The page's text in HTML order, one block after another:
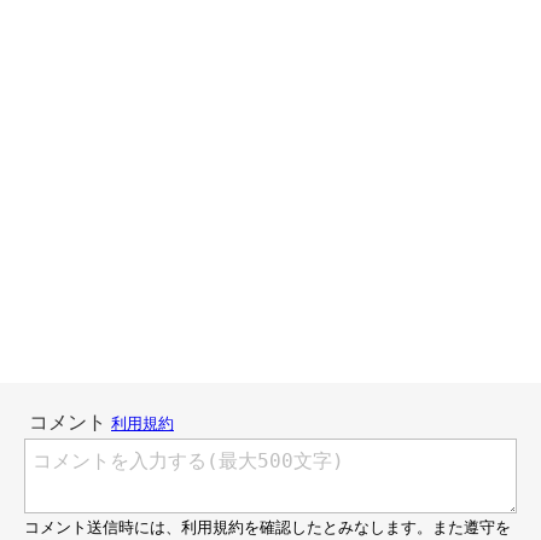
そんなにタロさんは重たそうにはしていない様子でしたが、私は
娘に「タロさんを枕にしちゃダメ」と言うと、
「違うの、動けないの」と言いました。